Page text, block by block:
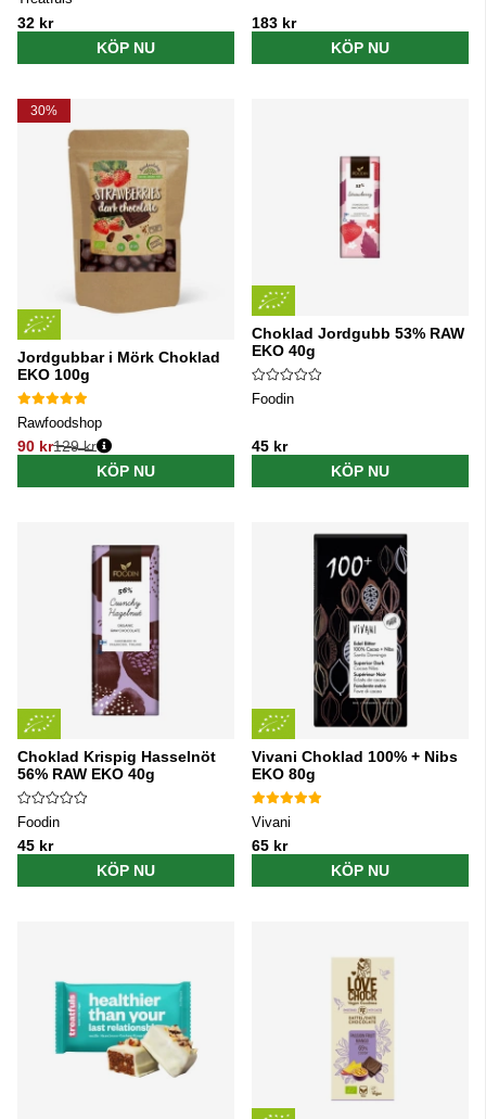
32 kr
KÖP NU
183 kr
KÖP NU
30%
Jordgubbar i Mörk Choklad
EKO 100g
Rawfoodshop
90 kr
Ordinarie pris:
129 kr
KÖP NU
Choklad Jordgubb 53% RAW
EKO 40g
Foodin
45 kr
KÖP NU
Choklad Krispig Hasselnöt
56% RAW EKO 40g
Foodin
45 kr
KÖP NU
Vivani Choklad 100% + Nibs
EKO 80g
Vivani
65 kr
KÖP NU